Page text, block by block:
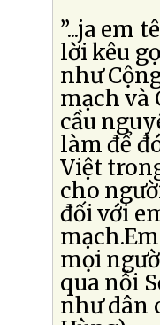
”...ja em
lời kêu
như
mạch và
cầu
làm để
Việt
cho
đối với
mọi
qua nỗi
như dân